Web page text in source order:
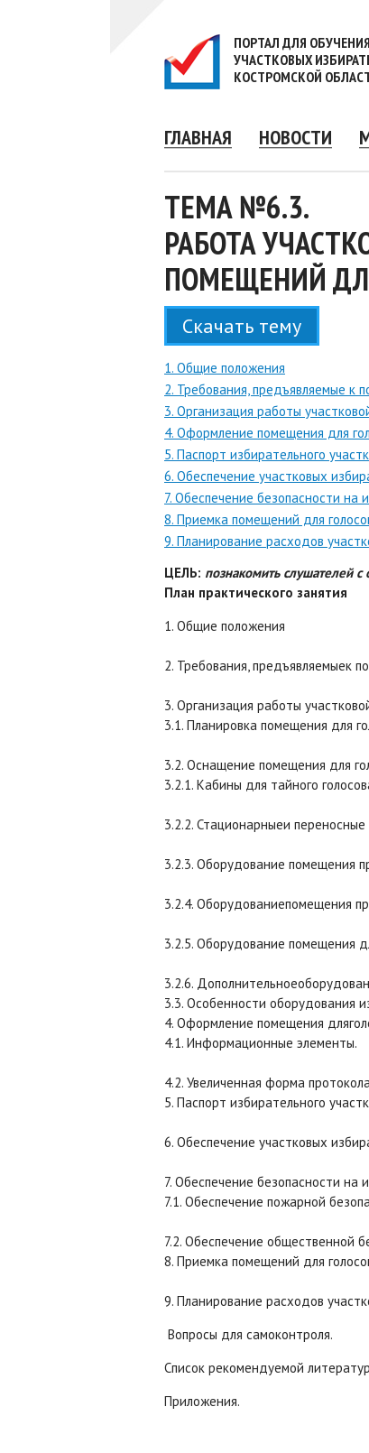
ПОРТАЛ ДЛЯ
УЧАСТКОВЫХ
КОСТРОМСКОЙ
ГЛАВНАЯ НОВОСТИ
ТЕМА №6.3.
РАБОТА
ПОМЕЩЕНИЙ
Скачать тему
1. Общие положения
2. Требования, предъявляемые к
3. Организация работы
4. Оформление помещения для
5. Паспорт избирательного
6. Обеспечение участковых
7. Обеспечение безопасности на
8. Приемка помещений для
9. Планирование расходов
ЦЕЛЬ: познакомить слушателей
План практического занятия
1. Общие положения
2. Требования, предъявляемыек
3. Организация работы
3.1. Планировка помещения для
3.2. Оснащение помещения для
3.2.1. Кабины для тайного
3.2.2. Стационарныеи
3.2.3. Оборудование помещения
3.2.4. Оборудованиепомещения
3.2.5. Оборудование помещения
3.2.6.
3.3. Особенности оборудования
4. Оформление помещения
4.1. Информационные элементы.
4.2. Увеличенная форма
5. Паспорт избирательного
6. Обеспечение участковых
7. Обеспечение безопасности на
7.1. Обеспечение пожарной
7.2. Обеспечение общественной
8. Приемка помещений для
9. Планирование расходов
Вопросы для самоконтроля.
Список рекомендуемой
Приложения.